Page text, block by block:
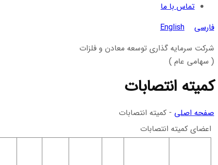
تماس با ما
فارسی
English
شرکت سرمایه گذاری توسعه معادن و فلزات
( سهامی عام )
کمیته انتصابات
صفحه اصلی - کمیته انتصابات
اعضای کمیته انتصابات